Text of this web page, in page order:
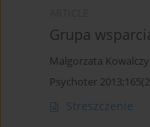
Grupa
Malgorzata
Psychoter
Streszczenie